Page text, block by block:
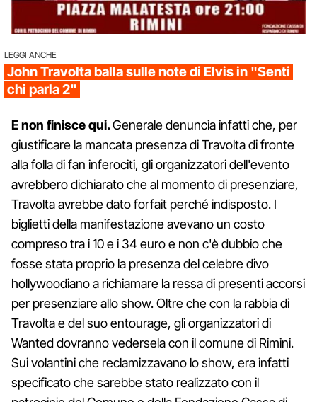
LEGGI ANCHE
John Travolta balla sulle note di Elvis in "Senti
chi parla 2"
E non finisce qui.Generale denuncia infatti che, per
giustificare la mancata presenza di Travolta di fronte
alla folla di fan inferociti, gli organizzatori dell'evento
avrebbero dichiarato che al momento di presenziare,
Travolta avrebbe dato forfait perché indisposto. I
biglietti della manifestazione avevano un costo
compreso tra i 10 e i 34 euro e non c'è dubbio che
fosse stata proprio la presenza del celebre divo
hollywoodiano a richiamare la ressa di presenti accorsi
per presenziare allo show. Oltre che con la rabbia di
Travolta e del suo entourage, gli organizzatori di
Wanted dovranno vedersela con il comune di Rimini.
Sui volantini che reclamizzavano lo show, era infatti
specificato che sarebbe stato realizzato con il